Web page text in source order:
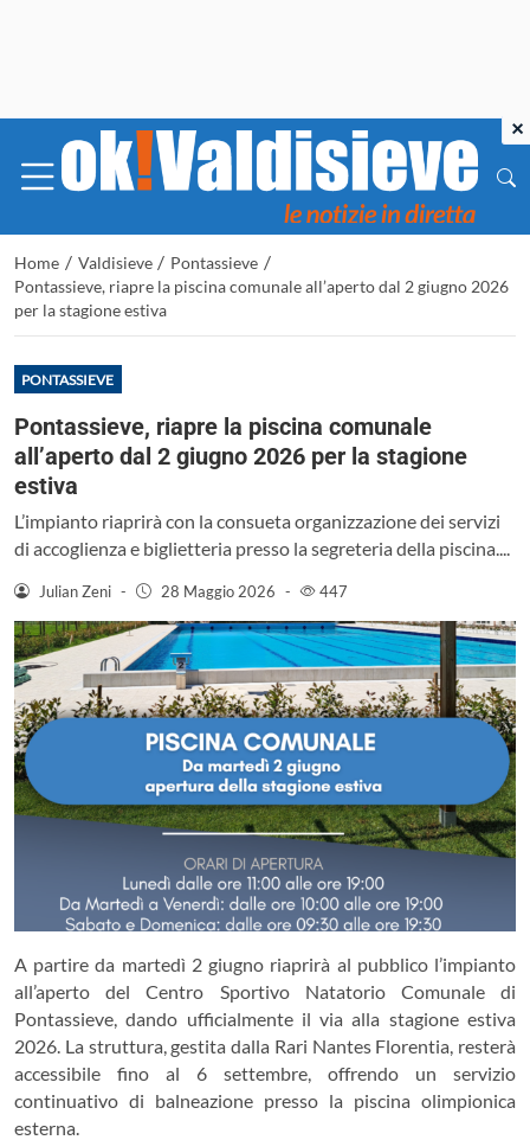
Home / Valdisieve / Pontassieve /
Pontassieve, riapre la piscina comunale all’aperto dal 2 giugno 2026
per la stagione estiva
PONTASSIEVE
Pontassieve, riapre la piscina comunale
all’aperto dal 2 giugno 2026 per la stagione
estiva
L’impianto riaprirà con la consueta organizzazione dei servizi
di accoglienza e biglietteria presso la segreteria della piscina....
Julian Zeni - 28 Maggio 2026 - 447
A partire da martedì 2 giugno riaprirà al pubblico l’impianto
all’aperto del Centro Sportivo Natatorio Comunale di
Pontassieve, dando ufficialmente il via alla stagione estiva
2026. La struttura, gestita dalla Rari Nantes Florentia, resterà
accessibile fino al 6 settembre, offrendo un servizio
continuativo di balneazione presso la piscina olimpionica
esterna.
×